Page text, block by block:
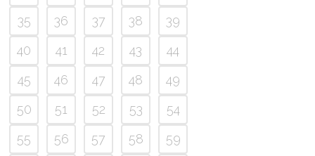
35
36 37 38
39
40
41 42 43
44
45
46 47 48
49
50
51 52 53
54
55
56 57 58 59